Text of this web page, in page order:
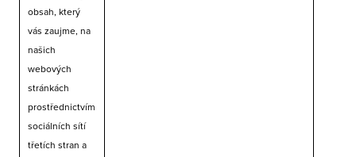
obsah, který
vás zaujme, na
našich
webových
stránkách
prostřednictvím
sociálních sítí
třetích stran a